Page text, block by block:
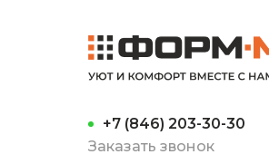
+7 (846) 203-30-30
Заказать звонок